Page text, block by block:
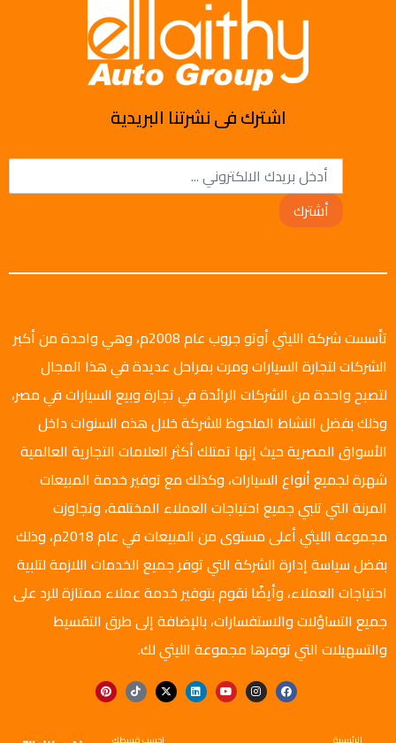
اشترك فى نشرتنا البريدية
أشترك
تأسست شركة الليثي أوتو جروب عام 2008م، وهي واحدة من أكبر
الشركات لتجارة السيارات ومرت بمراحل عديدة في هذا المجال
لتصبح واحدة من الشركات الرائدة في تجارة وبيع السيارات في مصر،
وذلك بفضل النشاط الملحوظ للشركة خلال هذه السنوات داخل
الأسواق المصرية حيث إنها تمتلك أكثر العلامات التجارية العالمية
شهرة لجميع أنواع السيارات، وكذلك مع توفير خدمة المبيعات
المرنة التي تلبي جميع احتياجات العملاء المختلفة، وتجاوزت
مجموعة الليثي أعلى مستوى من المبيعات في عام 2018م، وذلك
بفضل سياسة إدارة الشركة التي توفر جميع الخدمات اللازمة لتلبية
احتياجات العملاء، وأيضًا نقوم بتوفير خدمة عملاء ممتازة للرد على
جميع التساؤلات والاستفسارات، بالإضافة إلى طرق التقسيط
والتسهيلات التي توفرها مجموعة الليثي لك.
الرئيسية احسب قسطك